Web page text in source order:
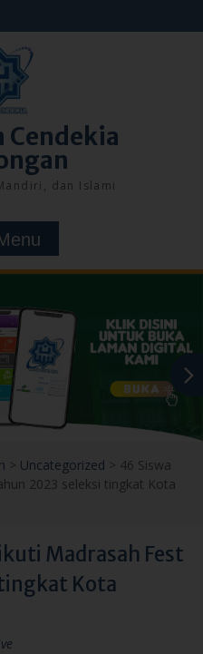
Cendekia
dan Islami
> Uncategorized > 46 Siswa
2023 seleksi tingkat Kota
Madrasah Fest
Kota